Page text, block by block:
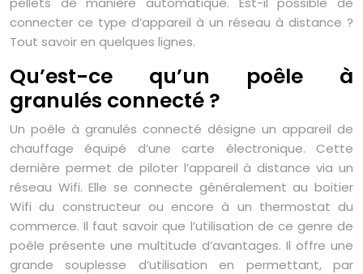
connecter ce type d’appareil à un réseau à distance ?
Tout savoir en quelques lignes.
Qu’est-ce qu’un poêle à
granulés connecté ?
Un poêle à granulés connecté désigne un appareil de
chauffage équipé d’une carte électronique. Cette
dernière permet de piloter l’appareil à distance via un
réseau Wifi. Elle se connecte généralement au boitier
Wifi du constructeur ou encore à un thermostat du
commerce. Il faut savoir que l’utilisation de ce genre de
poêle présente une multitude d’avantages. Il offre une
grande souplesse d’utilisation en permettant, par